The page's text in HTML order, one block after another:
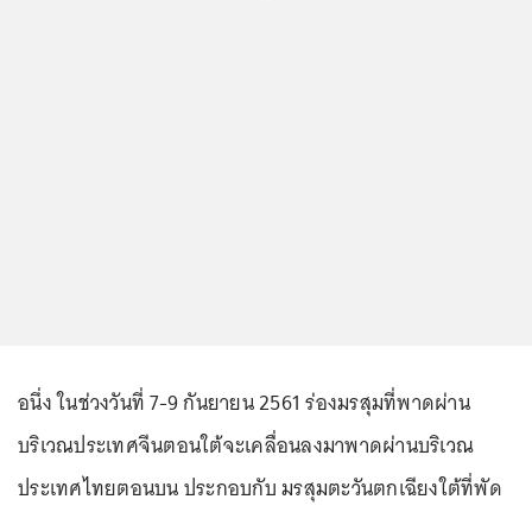
อนึ่ง ในช่วงวันที่ 7-9 กันยายน 2561 ร่องมรสุมที่พาดผ่าน
บริเวณประเทศจีนตอนใต้จะเคลื่อนลงมาพาดผ่านบริเวณ
ประเทศไทยตอนบน ประกอบกับ มรสุมตะวันตกเฉียงใต้ที่พัด